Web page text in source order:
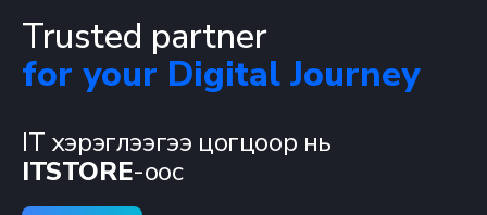
Trusted partner
for your Digital Journey
IT хэрэглээгээ цогцоор нь
ITSTORE-оос